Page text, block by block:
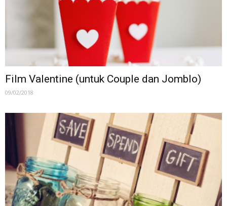
Film Valentine (untuk Couple dan Jomblo)
09/02/2018